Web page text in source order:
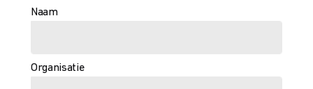
Naam
Organisatie